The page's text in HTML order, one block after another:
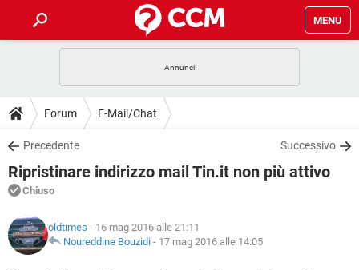
MENU
INTRATTENIMENTO
iOS
INSTAGRAM WHATSAPP
TIKTOK
HARDWARE
GUIDE
COVID-19
iOS
TIKTOK FACEBOOK
DOWNLOAD
COVID-19 GAMING
INTRATTENIMENTO
iOS WINDOWS 10
INSTAGRAM
FORUM
INTRATTENIMENTO ANDROID
GLOSSARIO
COVID-19
Forum E-Mail/Chat
Precedente Successivo
Ripristinare indirizzo mail Tin.it non più attivo
Chiuso
oldtimes - 16 mag 2016 alle 21:11
Noureddine Bouzidi - 17 mag 2016 alle 14:05